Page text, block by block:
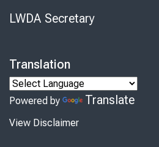
LWDA Secretary
Translation
Powered by Translate
View Disclaimer